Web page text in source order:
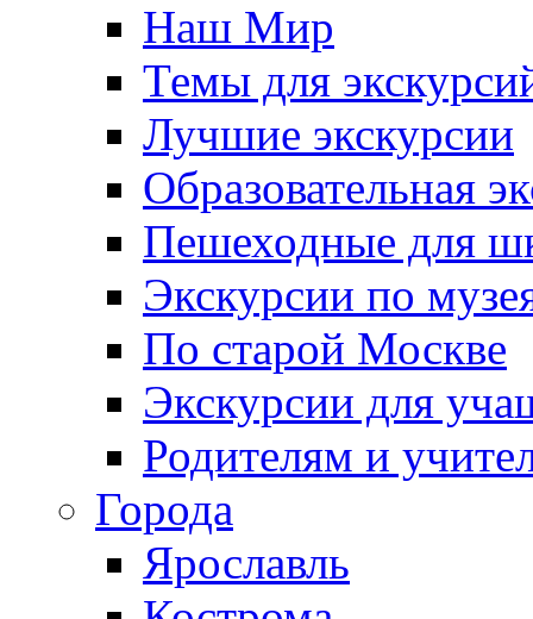
Наш Мир
Темы для
Лучшие экскурсии
Образовательная
Пешеходные для
Экскурсии по
По старой Москве
Экскурсии для
Родителям и
Города
Ярославль